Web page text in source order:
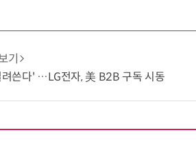
기
쓴다' …LG전자, 美 B2B 구독 시동